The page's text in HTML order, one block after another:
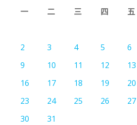
一
二 三 四 五
2
3 4 5 6
9
10 11 12 13
16
17 18 19 20
23
24 25 26 27
30
31